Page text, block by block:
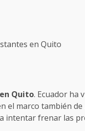
en Quito
Quito. Ecuador ha
el marco también de
intentar frenar las